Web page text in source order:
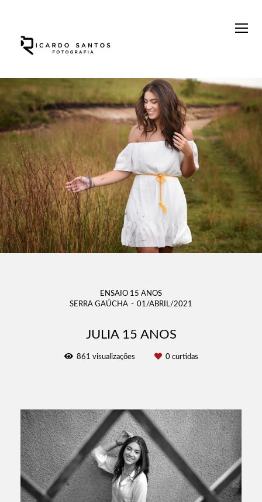
ENSAIO 15 ANOS
SERRA GAÚCHA
01/ABRIL/2021
JULIA 15 ANOS
861 visualizações 0curtidas